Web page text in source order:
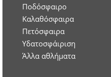
Ποδόσφαιρο
Καλαθόσφαιρα
Πετόσφαιρα
Υδατοσφάιριση
Άλλα αθλήματα